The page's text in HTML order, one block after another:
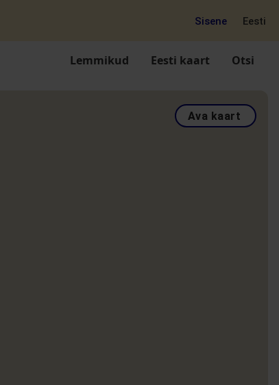
Sisene Eesti
Lemmikud Eesti kaart Otsi
Ava kaart